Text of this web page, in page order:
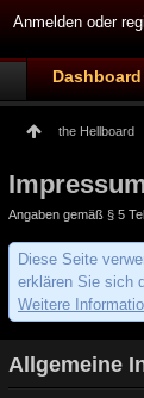
Anmelden oder
Dashboard
the Hellboard
Angaben gemäß § 5
Diese Seite
erklären Sie sich
Weitere
Allgemeine